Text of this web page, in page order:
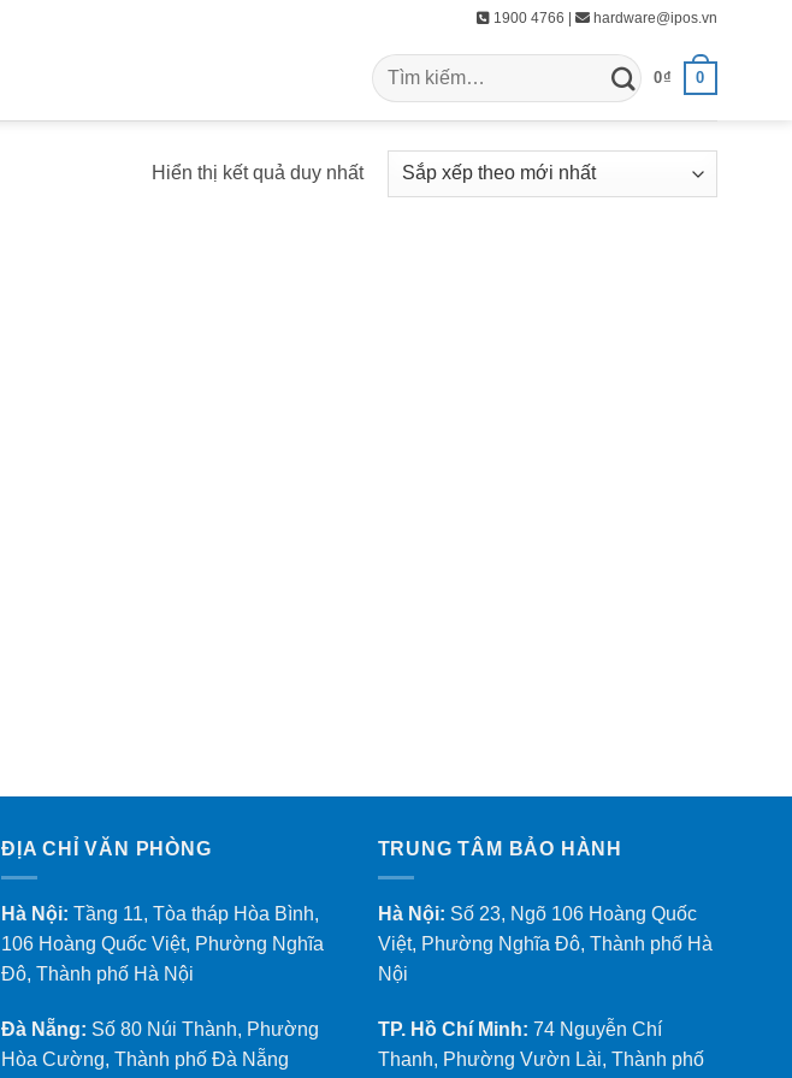
1900 4766 | hardware@ipos.vn
Tìm
kiếm:
0₫ 0
Hiển thị kết quả duy nhất
ĐỊA CHỈ VĂN PHÒNG
Hà Nội: Tầng 11, Tòa tháp Hòa Bình,
106 Hoàng Quốc Việt, Phường Nghĩa
Đô, Thành phố Hà Nội
Đà Nẵng: Số 80 Núi Thành, Phường
Hòa Cường, Thành phố Đà Nẵng
TRUNG TÂM BẢO HÀNH
Hà Nội: Số 23, Ngõ 106 Hoàng Quốc
Việt, Phường Nghĩa Đô, Thành phố Hà
Nội
TP. Hồ Chí Minh: 74 Nguyễn Chí
Thanh, Phường Vườn Lài, Thành phố